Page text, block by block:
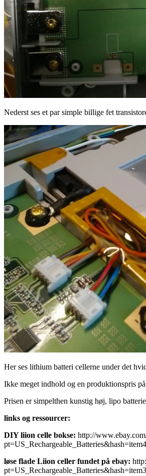
Nederst ses et par simple billige fet
Her ses lithium batteri cellerne under det
Ikke meget indhold og en produktionspris
Prisen er simpelthen kunstig høj, lipo
links og ressourcer:
DIY liion celle bokse: http://
løse flade Liion celler fundet på ebay: